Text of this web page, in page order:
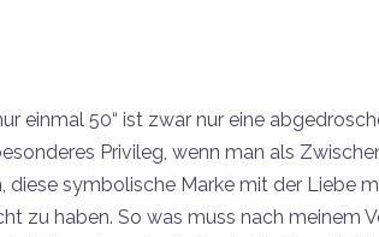
einmal 50“ ist zwar nur eine
Privileg, wenn man als
diese symbolische Marke mit der Liebe
zu haben. So was muss nach meinem